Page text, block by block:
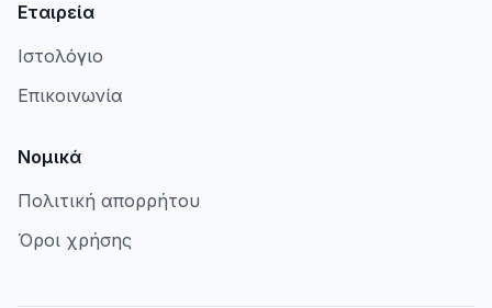
Εταιρεία
Ιστολόγιο
Επικοινωνία
Νομικά
Πολιτική απορρήτου
Όροι χρήσης